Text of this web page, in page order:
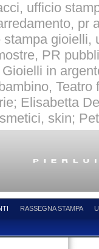
ufficio
pr
PR
in
Elisabetta
skin;
RASSEGNA STAMPA